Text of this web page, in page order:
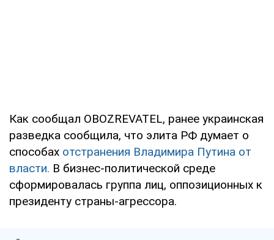
Как сообщал OBOZREVATEL, ранее украинская
разведка сообщила, что элита РФ думает о
способах отстранения Владимира Путина от
власти. В бизнес-политической среде
сформировалась группа лиц, оппозиционных к
президенту страны-агрессора.